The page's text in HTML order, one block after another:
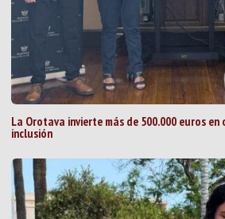
La Orotava invierte más de 500.000 euros
inclusión